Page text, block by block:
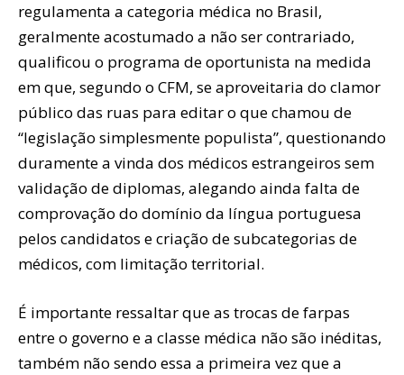
regulamenta a categoria médica no Brasil,
geralmente acostumado a não ser contrariado,
qualificou o programa de oportunista na medida
em que, segundo o CFM, se aproveitaria do clamor
público das ruas para editar o que chamou de
“legislação simplesmente populista”, questionando
duramente a vinda dos médicos estrangeiros sem
validação de diplomas, alegando ainda falta de
comprovação do domínio da língua portuguesa
pelos candidatos e criação de subcategorias de
médicos, com limitação territorial.
É importante ressaltar que as trocas de farpas
entre o governo e a classe médica não são inéditas,
também não sendo essa a primeira vez que a